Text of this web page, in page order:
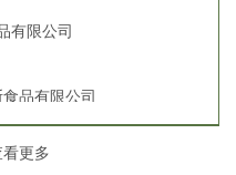
有限公司
品有限公司
有限公司
更多